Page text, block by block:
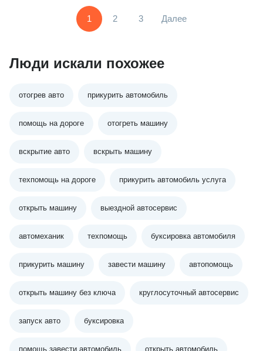
1 2 3 Далее
Люди искали похожее
отогрев авто прикурить автомобиль
помощь на дороге отогреть машину
вскрытие авто вскрыть машину
техпомощь на дороге прикурить автомобиль услуга
открыть машину выездной автосервис
автомеханик техпомощь буксировка автомобиля
прикурить машину завести машину автопомощь
открыть машину без ключа круглосуточный автосервис
запуск авто буксировка
помощь завести автомобиль открыть автомобиль